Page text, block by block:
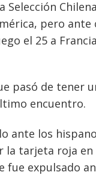
pero ante
el 25 a
pasó de tener
encuentro.
ante los
la tarjeta roja
fue expulsado